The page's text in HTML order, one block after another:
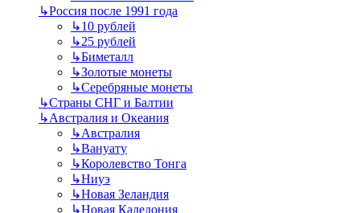
↳Россия после 1991 года
↳10 рублей
↳25 рублей
↳Биметалл
↳Золотые монеты
↳Серебряные монеты
↳Страны СНГ и Балтии
↳Австралия и Океания
↳Австралия
↳Вануату
↳Королевство Тонга
↳Ниуэ
↳Новая Зеландия
↳Новая Каледония